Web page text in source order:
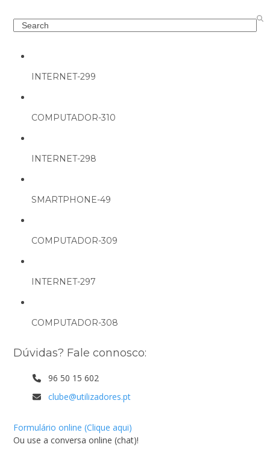
Search
INTERNET-299
COMPUTADOR-310
INTERNET-298
SMARTPHONE-49
COMPUTADOR-309
INTERNET-297
COMPUTADOR-308
Dúvidas? Fale connosco:
96 50 15 602
clube@utilizadores.pt
Formulário online (Clique aqui)
Ou use a conversa online (chat)!